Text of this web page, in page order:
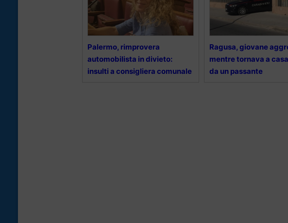
Palermo, rimprovera
automobilista in divieto:
insulti a consigliera comunale
Ragusa, giovane
mentre tornava a
da un passante